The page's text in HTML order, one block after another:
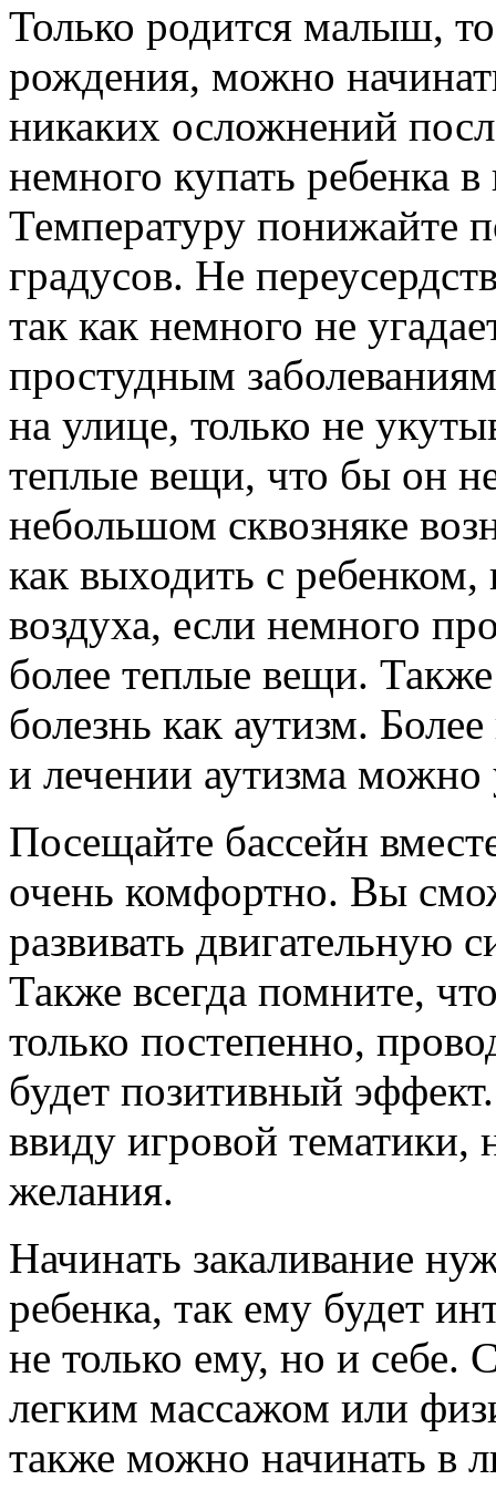
Только родится малыш,
рождения, можно
никаких осложнений
немного купать ребенка
Температуру понижайте
градусов. Не
так как немного не
простудным
на улице, только не
теплые вещи, что бы он
небольшом сквозняке
как выходить с ребенком,
воздуха, если немного
более теплые вещи.
болезнь как аутизм.
и лечении аутизма
Посещайте бассейн
очень комфортно. Вы
развивать
Также всегда помните,
только постепенно,
будет позитивный
ввиду игровой тематики,
желания.
Начинать закаливание
ребенка, так ему будет
не только ему, но и себе.
легким массажом или
также можно начинать в